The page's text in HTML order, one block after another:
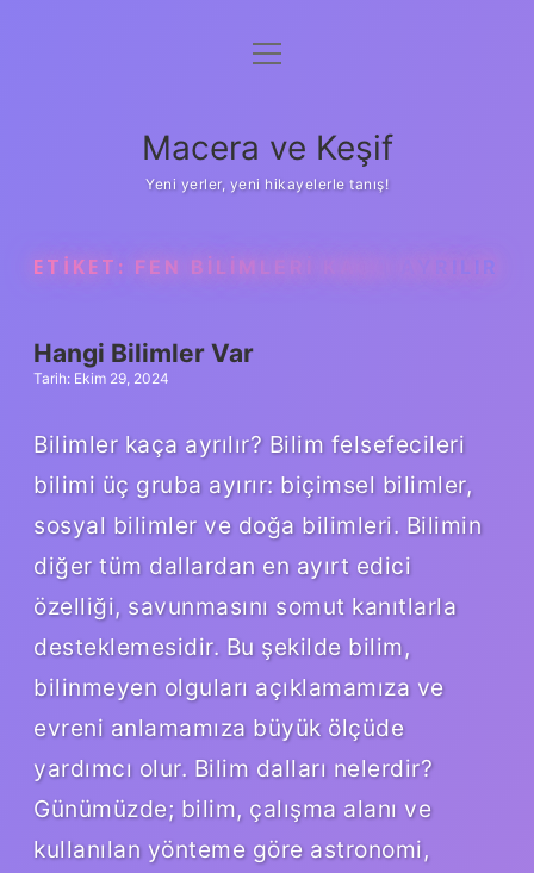
Anasayfa
Yasal Uyarı
menüyü
Macera ve Keşif
Yeni yerler, yeni hikayelerle tanış!
ETIKET: FEN BILIMLERI KAÇA AYRILIR
Hangi Bilimler Var
Tarih: Ekim 29, 2024
Bilimler kaça ayrılır? Bilim felsefecileri
bilimi üç gruba ayırır: biçimsel bilimler,
sosyal bilimler ve doğa bilimleri. Bilimin
diğer tüm dallardan en ayırt edici
özelliği, savunmasını somut kanıtlarla
desteklemesidir. Bu şekilde bilim,
bilinmeyen olguları açıklamamıza ve
evreni anlamamıza büyük ölçüde
yardımcı olur. Bilim dalları nelerdir?
Günümüzde; bilim, çalışma alanı ve
kullanılan yönteme göre astronomi,